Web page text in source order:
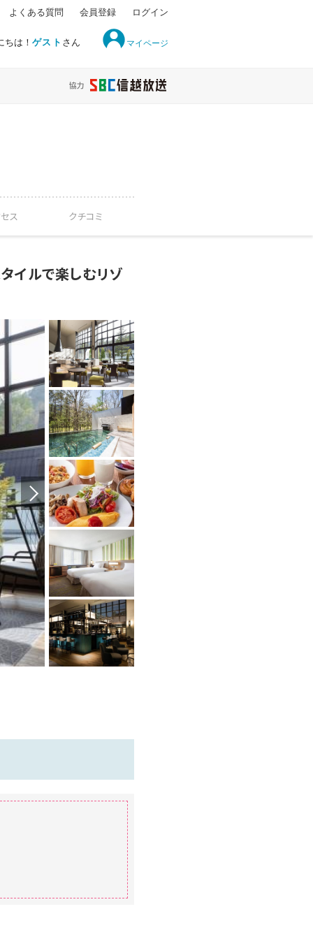
ちは！ゲスト さん マイページ
よくある質問 会員登録 ログイン
ス クチコミ
イルで楽しむリゾ